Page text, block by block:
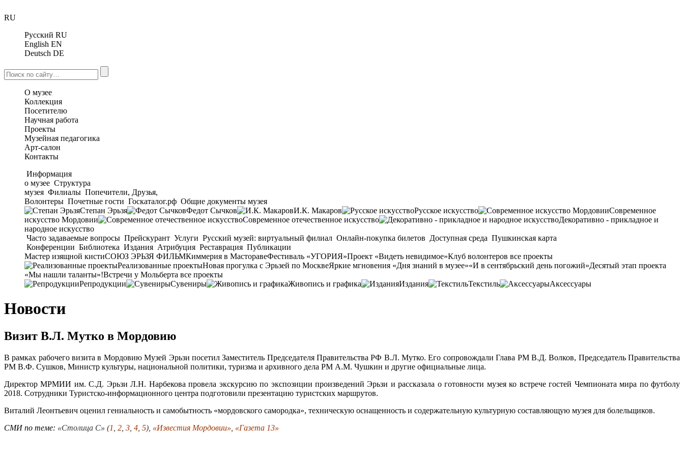
RU
Русский RU
English EN
Deutsch DE
О музее
Коллекция
Посетителю
Научная работа
Проекты
Музейная педагогика
Арт-салон
Контакты
Информация
о музее Структура
музея Филиалы Попечители, Друзья,
Волонтеры Почетные гости Госкаталог.рф Общие документы музея
Степан Эрьзя
Федот Сычков И.К. Макаров Русское искусство
Современное
искусство Мордовии
Современное отечественное искусство
Декоративно - прикладное и
народное искусство
Часто задаваемые вопросы Прейскурант Услуги Русский музей: виртуальный филиал Онлайн-покупка билетов Доступная среда Пушкинская карта
Конференции Библиотека Издания Атрибуция Реставрация Публикации
Мастер изящной кистиСОЮЗ ЭРЬЗЯ ФИЛЬМКиммерия в МасторавеФестиваль «УГОРИЯ»Проект «Видеть невидимое»Клуб волонтеров все проекты
Реализованные проектыНовая прогулка с Эрьзей по МосквеЯркие мгновения «Дня знаний в музее»«И в сентябрьский день погожий»Десятый этап проекта
«Мы нашли таланты»!Встречи у Мольберта все проекты
Репродукции
Сувениры Живопись и графика Издания Текстиль Аксессуары
Новости
Визит В.Л. Мутко в Мордовию
В рамках рабочего визита в Мордовию Музей Эрьзи посетил Заместитель Председателя Правительства РФ В.Л. Мутко. Его сопровождали Глава РМ В.Д. Волков, Председатель Правительства
РМ В.Ф. Сушков, Министр культуры, национальной политики, туризма и архивного дела РМ А.М. Чушкин и другие официальные лица.
Директор МРМИИ им. С.Д. Эрьзи Л.Н. Нарбекова провела экскурсию по экспозиции произведений Эрьзи и рассказала о готовности музея ко встрече гостей Чемпионата мира по футболу
2018. Сотрудники Туристско-информационного центра подготовили презентацию туристских маршрутов.
Виталий Леонтьевич оценил гениальность и самобытность «мордовского самородка», техническую оснащенность и содержательную культурную составляющую музея для болельщиков.
СМИ по теме: «Столица С» (1 2 3 4 5), «Известия Мордовии» «Газета 13»